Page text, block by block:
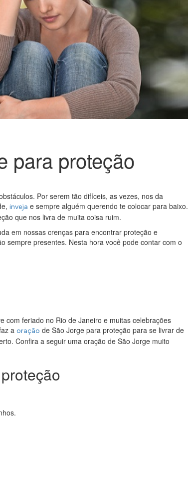
para proteção
Por serem tão difíceis, as vezes, nos da
inveja e sempre alguém querendo te colocar para baixo.
que nos livra de muita coisa ruim.
em nossas crenças para encontrar proteção e
sempre presentes. Nesta hora você pode contar com o
com feriado no Rio de Janeiro e muitas celebrações
a oração de São Jorge para proteção para se livrar de
Confira a seguir uma oração de São Jorge muito